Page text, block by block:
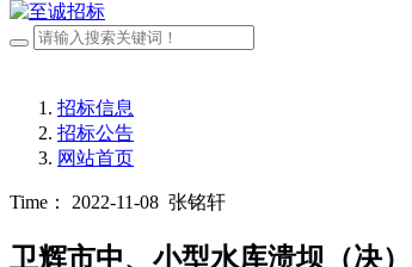
招标信息
招标公告
网站首页
Time： 2022-11-08 张铭轩
卫辉市中、小型水库溃坝（决